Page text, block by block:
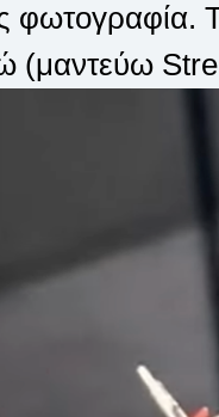
φωτογραφία.
(μαντεύω